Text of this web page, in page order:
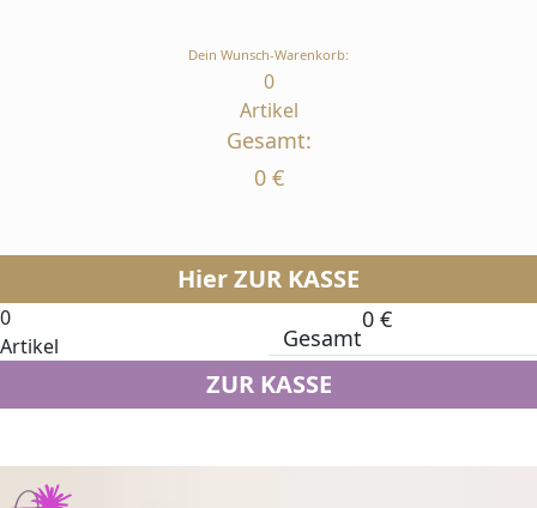
Dein Wunsch-Warenkorb:
0
Artikel
Gesamt:
0 €
Hier ZUR KASSE
0
Artikel
Gesamt
0 €
ZUR KASSE